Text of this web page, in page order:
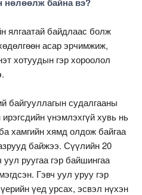
ялгаатай байдлаас болж
асар эрчимжиж,
хотуудын гэр хороолол
байгууллагын судалгааны
үнэмлэхгүй хувь нь
хамгийн хямд олдож байгаа
байжээ. Сүүлийн 20
руугаа гэр байшингаа
Гэвч уул уруу гэр
үед урсах, эсвэл нүхэн